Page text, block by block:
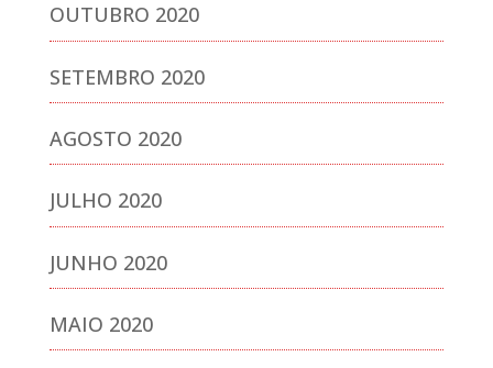
OUTUBRO 2020
SETEMBRO 2020
AGOSTO 2020
JULHO 2020
JUNHO 2020
MAIO 2020